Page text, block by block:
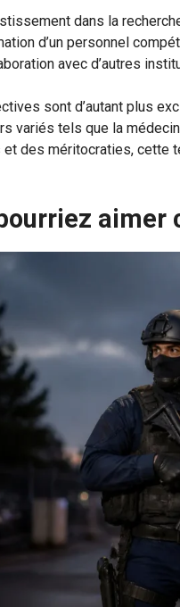
dans la
d’un personnel
avec d’autres
sont d’autant plus
variés tels que la
des méritocraties, cette
aimer